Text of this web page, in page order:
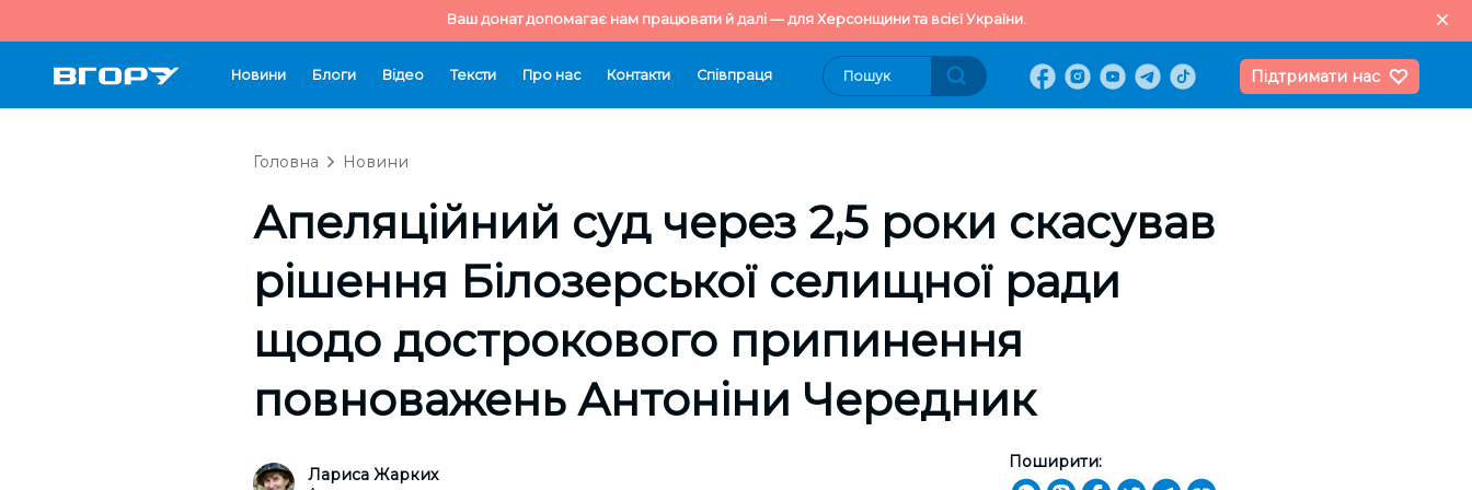
Ваш донат допомагає нам працювати й далі — для Херсонщини та всієї України.
Новини Блоги Відео Тексти Про нас Контакти Cпівпраця Підтримати нас
Головна Новини
Апеляційний суд через 2,5 роки скасував
рішення Білозерської селищної ради
щодо дострокового припинення
повноважень Антоніни Чередник
Лариса Жарких
Поширити: